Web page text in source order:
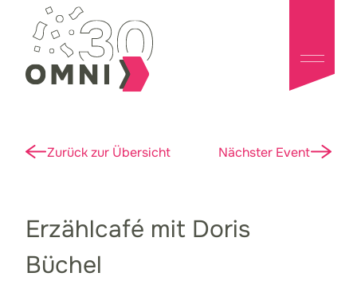
Zurück zur Übersicht Nächster Event
Erzählcafé mit Doris
Büchel